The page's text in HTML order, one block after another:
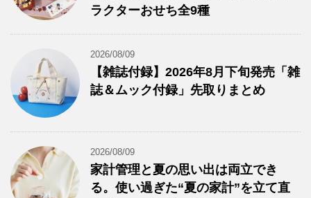
ラクターおせち全9種
2026/08/09
【雑誌付録】2026年8月下旬発売「雑
誌＆ムック付録」先取りまとめ
2026/08/09
家計管理と夏の思い出は両立でき
る。使い過ぎた“夏の家計”を立て直